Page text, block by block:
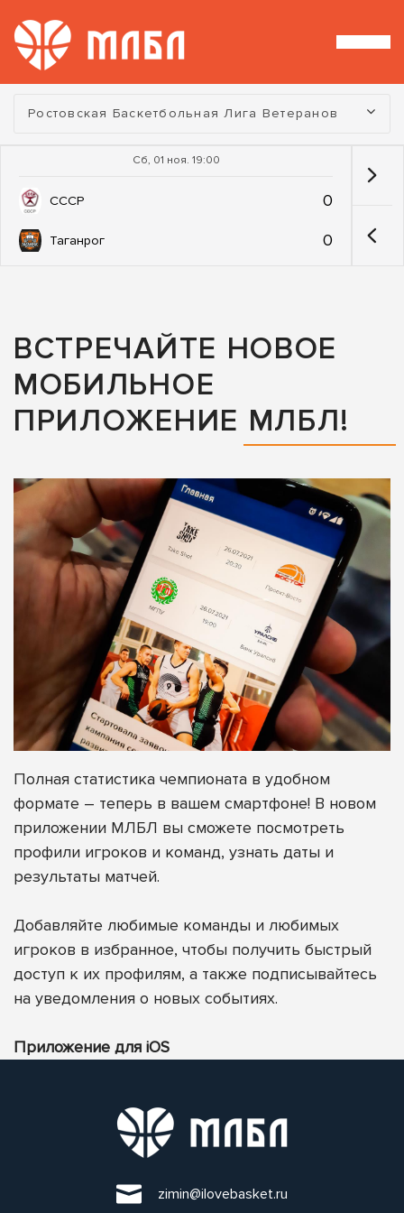
Турнир:
Ростовская Баскетбольная Лига Ветеранов
Сб, 01 ноя. 19:00
СССР 0
Таганрог 0
ВСТРЕЧАЙТЕ НОВОЕ
МОБИЛЬНОЕ
ПРИЛОЖЕНИЕ МЛБЛ!
Полная статистика чемпионата в удобном
формате – теперь в вашем смартфоне! В новом
приложении МЛБЛ вы сможете посмотреть
профили игроков и команд, узнать даты и
результаты матчей.
Добавляйте любимые команды и любимых
игроков в избранное, чтобы получить быстрый
доступ к их профилям, а также подписывайтесь
на уведомления о новых событиях.
Приложение для iOS
zimin@ilovebasket.ru